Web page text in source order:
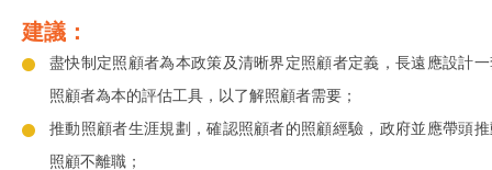
建議：
盡快制定照顧者為本政策及清晰界定照顧者定義，長遠應設計
照顧者為本的評估工具，以了解照顧者需要；
推動照顧者生涯規劃，確認照顧者的照顧經驗，政府並應帶頭
照顧不離職；